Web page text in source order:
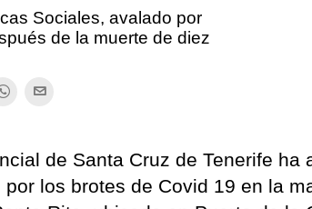
Sociales, avalado por
de la muerte de diez
de Santa Cruz de Tenerife ha
los brotes de Covid 19 en la